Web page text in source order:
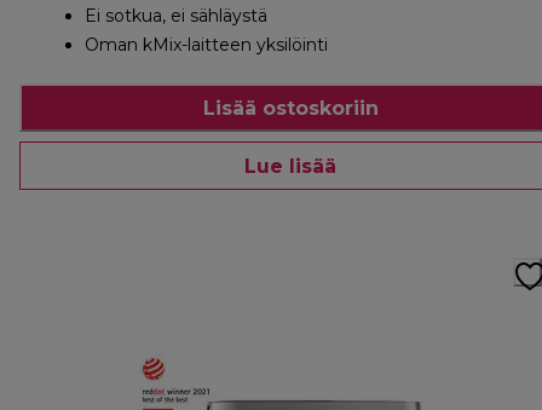
Ei sotkua, ei sähläystä
Oman kMix-laitteen yksilöinti
Lisää ostoskoriin
Lue lisää